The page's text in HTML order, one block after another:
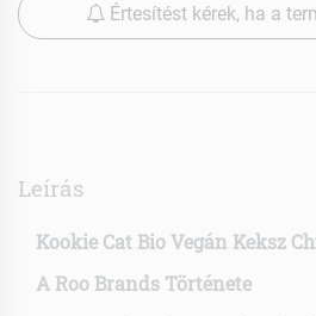
Értesítést kérek, ha a
Leírás
Kookie Cat Bio Vegán Keksz
A Roo Brands Története